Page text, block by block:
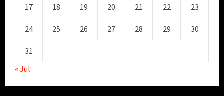
17 18 19 20 21 22 23
24 25 26 27 28 29 30
31
« Jul